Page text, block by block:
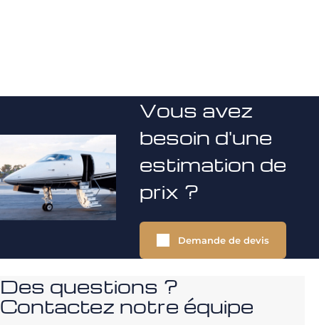
Vous avez
besoin d'une
estimation de
prix ?
Demande de devis
Des questions ?
Contactez notre équipe